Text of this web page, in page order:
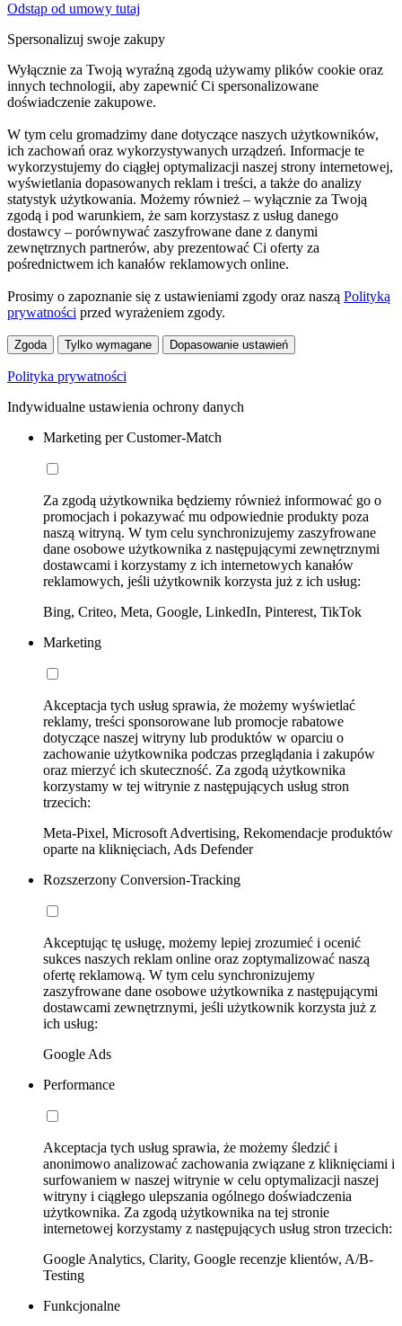
Odstąp od umowy tutaj
Spersonalizuj swoje zakupy
Wyłącznie za Twoją wyraźną zgodą używamy plików cookie oraz
innych technologii, aby zapewnić Ci spersonalizowane
doświadczenie zakupowe.
W tym celu gromadzimy dane dotyczące naszych użytkowników,
ich zachowań oraz wykorzystywanych urządzeń. Informacje te
wykorzystujemy do ciągłej optymalizacji naszej strony internetowej,
wyświetlania dopasowanych reklam i treści, a także do analizy
statystyk użytkowania. Możemy również – wyłącznie za Twoją
zgodą i pod warunkiem, że sam korzystasz z usług danego
dostawcy – porównywać zaszyfrowane dane z danymi
zewnętrznych partnerów, aby prezentować Ci oferty za
pośrednictwem ich kanałów reklamowych online.
Prosimy o zapoznanie się z ustawieniami zgody oraz naszą Polityką
prywatności przed wyrażeniem zgody.
Zgoda Tylko wymagane Dopasowanie ustawień
Polityka prywatności
Indywidualne ustawienia ochrony danych
Marketing per Customer-Match
Za zgodą użytkownika będziemy również informować go o
promocjach i pokazywać mu odpowiednie produkty poza
naszą witryną. W tym celu synchronizujemy zaszyfrowane
dane osobowe użytkownika z następującymi zewnętrznymi
dostawcami i korzystamy z ich internetowych kanałów
reklamowych, jeśli użytkownik korzysta już z ich usług:
Bing, Criteo, Meta, Google, LinkedIn, Pinterest, TikTok
Marketing
Akceptacja tych usług sprawia, że możemy wyświetlać
reklamy, treści sponsorowane lub promocje rabatowe
dotyczące naszej witryny lub produktów w oparciu o
zachowanie użytkownika podczas przeglądania i zakupów
oraz mierzyć ich skuteczność. Za zgodą użytkownika
korzystamy w tej witrynie z następujących usług stron
trzecich:
Meta-Pixel, Microsoft Advertising, Rekomendacje produktów
oparte na kliknięciach, Ads Defender
Rozszerzony Conversion-Tracking
Akceptując tę usługę, możemy lepiej zrozumieć i ocenić
sukces naszych reklam online oraz zoptymalizować naszą
ofertę reklamową. W tym celu synchronizujemy
zaszyfrowane dane osobowe użytkownika z następującymi
dostawcami zewnętrznymi, jeśli użytkownik korzysta już z
ich usług:
Google Ads
Performance
Akceptacja tych usług sprawia, że możemy śledzić i
anonimowo analizować zachowania związane z kliknięciami i
surfowaniem w naszej witrynie w celu optymalizacji naszej
witryny i ciągłego ulepszania ogólnego doświadczenia
użytkownika. Za zgodą użytkownika na tej stronie
internetowej korzystamy z następujących usług stron trzecich:
Google Analytics, Clarity, Google recenzje klientów, A/B-
Testing
Funkcjonalne